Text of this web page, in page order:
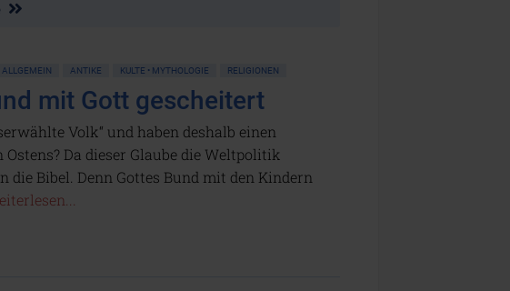
ANTIKE KULTE • MYTHOLOGIE RELIGIONEN
mit Gott gescheitert
Volk“ und haben deshalb einen
Da dieser Glaube die Weltpolitik
Bibel. Denn Gottes Bund mit den Kindern